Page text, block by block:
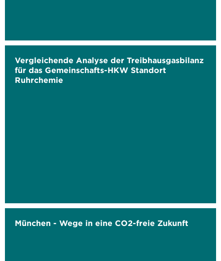
Vergleichende Analyse der Treibhausgasbilanz
für das Gemeinschafts-HKW Standort
Ruhrchemie
München - Wege in eine CO2-freie Zukunft